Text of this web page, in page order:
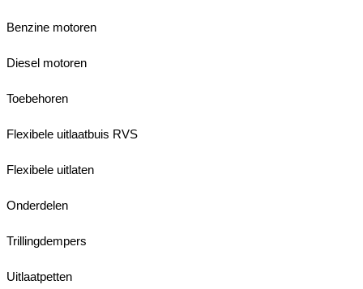
Benzine motoren
Diesel motoren
Toebehoren
Flexibele uitlaatbuis RVS
Flexibele uitlaten
Onderdelen
Trillingdempers
Uitlaatpetten